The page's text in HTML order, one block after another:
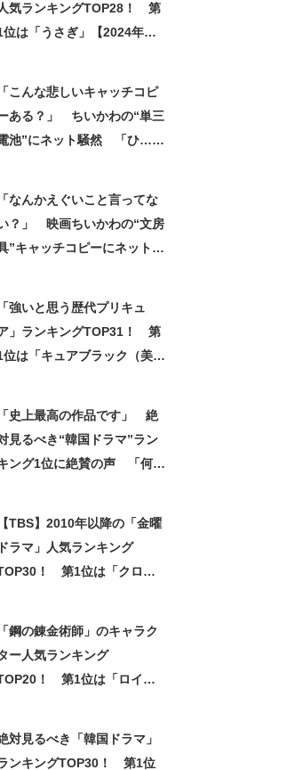
人気ランキングTOP28！ 第
位は「うさぎ」【2024年最
「こんな悲しいキャッチコピ
ある？」 ちいかわの“単三
池”にネット騒然 「ひ…人
「なんかえぐいこと言ってな
？」 映画ちいかわの“文房
”キャッチコピーにネット騒
「強いと思う歴代プリキュ
」ランキングTOP31！ 第
位は「キュアブラック（美墨
「史上最高の作品です」 絶
見るべき“韓国ドラマ”ラン
ング1位に絶賛の声 「何度
【TBS】2010年以降の「金曜
ドラマ」人気ランキング
！ 第1位は「クロサ
「鋼の錬金術師」のキャラク
ー人気ランキング
！ 第1位は「ロイ・
対見るべき「韓国ドラマ」
ンキングTOP30！ 第1位